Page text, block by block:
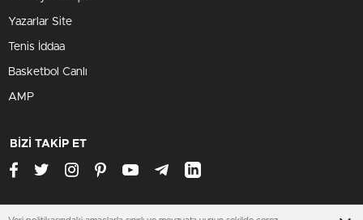
Yazarlar Site
Tenis İddaa
Basketbol Canlı
AMP
BİZİ TAKİP ET